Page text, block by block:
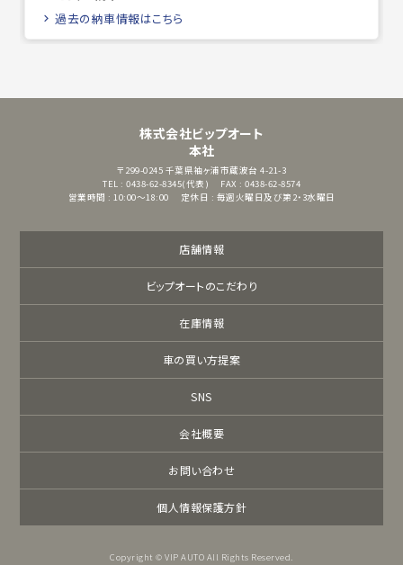
過去の納車情報はこちら
株式会社ビップオート
本社
〒299-0245 千葉県袖ヶ浦市蔵波台 4-21-3
TEL : 0438-62-8345(代表)
FAX : 0438-62-8574
営業時間 : 10:00～18:00
定休日 : 毎週火曜日及び第2・3水曜日
店舗情報
ビップオートのこだわり
在庫情報
車の買い方提案
SNS
会社概要
お問い合わせ
個人情報保護方針
Copyright © VIP AUTO All Rights Reserved.